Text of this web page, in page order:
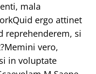
mala
ergo attinet
reprehenderem, si
vero,
in voluptate